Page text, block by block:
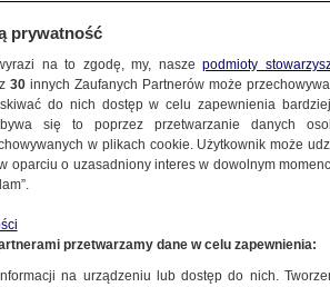
prywatność
na to zgodę, my, naszepodmioty
30 innych Zaufanych Partnerów może
do nich dostęp w celu zapewnienia
się to poprzez przetwarzanie danych
w plikach cookie. Użytkownik może
oparciu o uzasadniony interes w dowolnym
przetwarzamy dane w celu zapewnienia:
na urządzeniu lub dostęp do nich.